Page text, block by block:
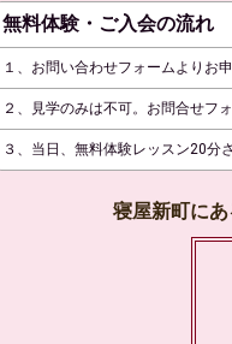
無料体験・ご入会の流れ
１、お問い合わせフォームよりお
２、見学のみは不可。お問合せフ
３、当日、無料体験レッスン20分
寝屋新町